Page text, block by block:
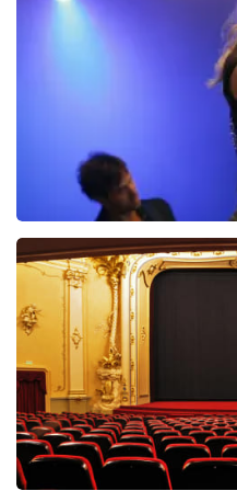
reviews
Ilse DeLange
BEKIJKEN